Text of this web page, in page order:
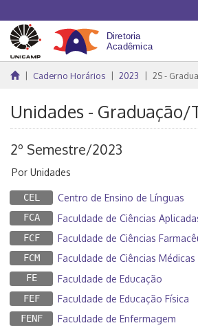
Caderno Horários 2023 2S -
Unidades - Graduação/
2º Semestre/2023
Por Unidades
CEL Centro de Ensino de Línguas
FCA Faculdade de Ciências
FCF Faculdade de Ciências
FCM Faculdade de Ciências Médicas
FE Faculdade de Educação
FEF Faculdade de Educação Física
FENF Faculdade de Enfermagem